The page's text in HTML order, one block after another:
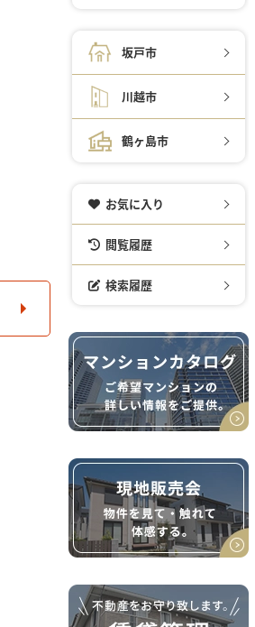
坂戸市
川越市
鶴ヶ島市
お気に入り
閲覧履歴
検索履歴